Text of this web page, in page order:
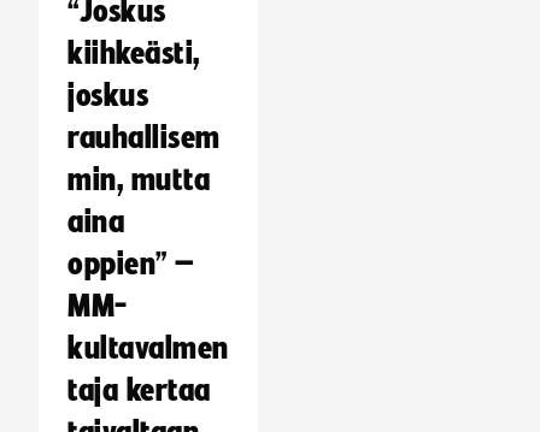
“Joskus
kiihkeästi,
joskus
rauhallisem
min, mutta
aina
oppien” –
MM-
kultavalmen
taja kertaa